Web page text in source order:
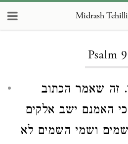
Midrash
Psalm
זה שאמר הכתוב
האמנם ישב אלקים
ושמי השמים לא